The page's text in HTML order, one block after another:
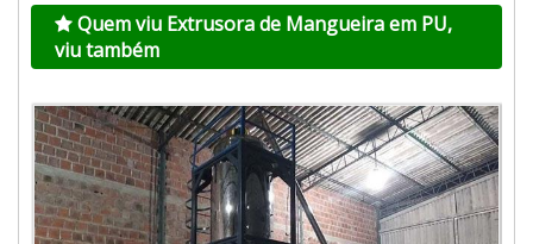
Quem viu Extrusora de Mangueira em PU,
viu também